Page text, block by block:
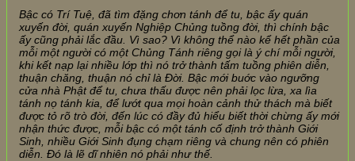
Bậc có Trí Tuệ, đã tìm đặng chơn tánh để tu, bậc ấy quán
xuyến đời, quán xuyến Nghiệp Chủng tuồng đời, thì chính bậc
ấy cũng phải lắc đầu. Vì sao? Vì không thể nào kể hết phần của
mỗi một người có một Chủng Tánh riêng gọi là ý chí mỗi người,
khi kết nạp lại nhiều lớp thì nó trở thành tấm tuồng phiên diễn,
thuận chăng, thuận nó chỉ là Đời. Bậc mới buớc vào ngưỡng
cửa nhà Phật để tu, chưa thấu được nên phải lọc lừa, xa lìa
tánh nọ tánh kia, để lướt qua mọi hoàn cảnh thử thách mà biết
được tỏ rõ trò đời, đến lúc có đầy đủ hiểu biết thời chừng ấy mới
nhận thức được, mỗi bậc có một tánh cố định trở thành Giới
Sinh, nhiều Giới Sinh đụng chạm riêng và chung nên có phiên
diễn. Đó là lẽ dĩ nhiên nó phải như thế.